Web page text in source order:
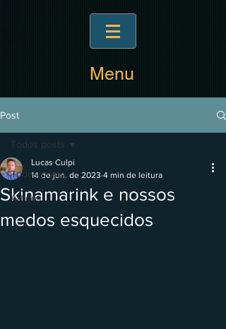
Menu
Post
Todos posts
Artigos
Todos posts
Skinamarink e nossos
medos esquecidos
Lucas Culpi
14 de jun. de 2023 4 min de leitura